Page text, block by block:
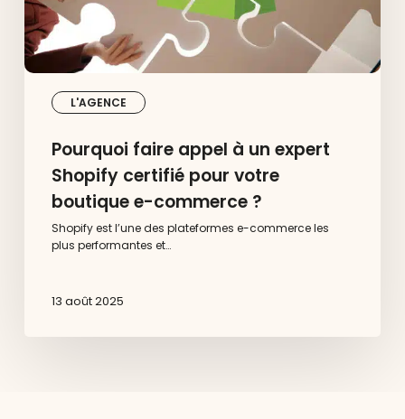
L'AGENCE
boutique
e-
commerce
?
Pourquoi faire appel à un expert
Shopify certifié pour votre
boutique e-commerce ?
Shopify est l’une des plateformes e-commerce les
plus performantes et…
13 août 2025